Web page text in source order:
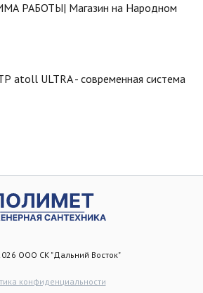
РАБОТЫ| Магазин на Народном
ULTRA - современная система
ООО СК "Дальний Восток"
конфиденциальности